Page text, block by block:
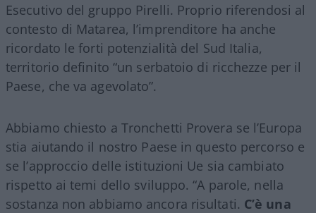
Esecutivo del gruppo Pirelli. Proprio riferendosi al
contesto di Matarea, l’imprenditore ha anche
ricordato le forti potenzialità del Sud Italia,
territorio definito “un serbatoio di ricchezze per il
Paese, che va agevolato”.
Abbiamo chiesto a Tronchetti Provera se l’Europa
stia aiutando il nostro Paese in questo percorso e
se l’approccio delle istituzioni Ue sia cambiato
rispetto ai temi dello sviluppo. “A parole, nella
sostanza non abbiamo ancora risultati. C’è una